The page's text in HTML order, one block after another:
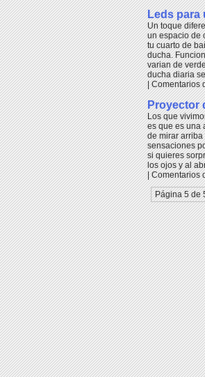
Leds para
Un toque
un espacio de
tu cuarto de
ducha.
varian de
ducha diaria
|Comentarios
Proyector
Los que
es que es una
de mirar
sensaciones
si quieres
los ojos y al
|Comentarios
Página 5 de